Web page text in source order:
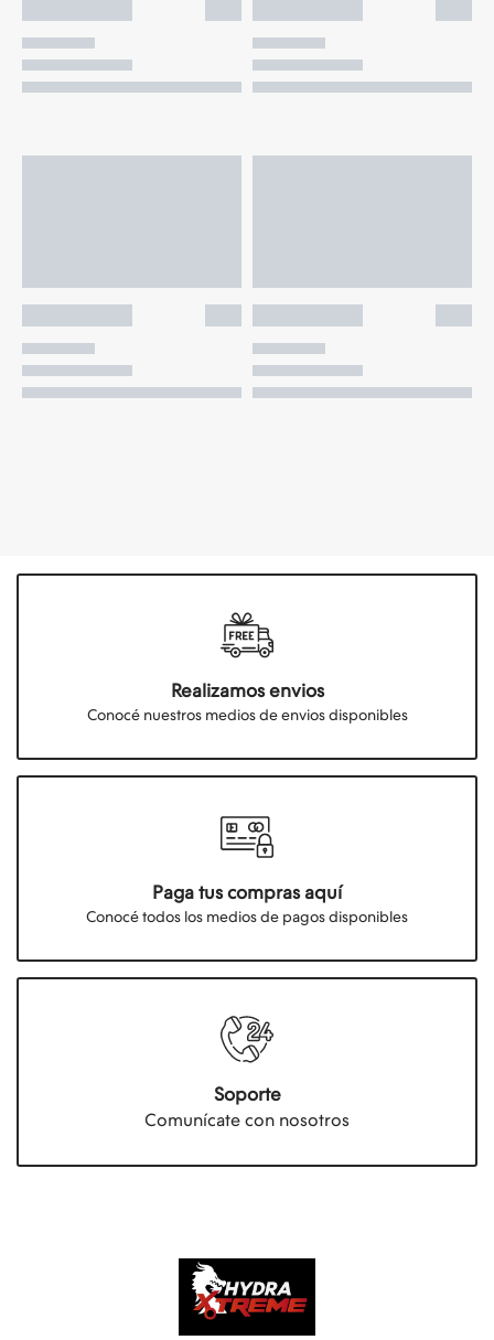
Realizamos envios
Conocé nuestros medios de envios disponibles
Paga tus compras aquí
Conocé todos los medios de pagos disponibles
Soporte
Comunícate con nosotros